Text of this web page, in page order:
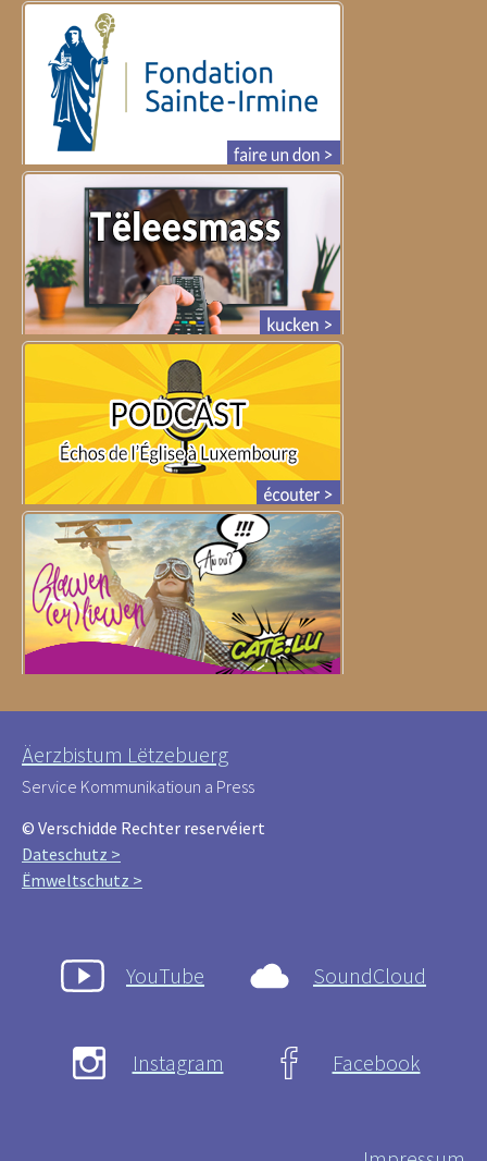
Äerzbistum Lëtzebuerg
Service Kommunikatioun a Press
© Verschidde Rechter reservéiert
Dateschutz >
Ëmweltschutz >
YouTube SoundCloud
Instagram Facebook